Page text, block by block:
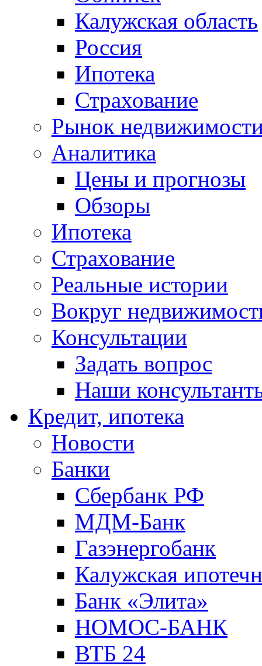
Калужская область
Россия
Ипотека
Страхование
Рынок
Аналитика
Цены и прогнозы
Обзоры
Ипотека
Страхование
Реальные истории
Вокруг
Консультации
Задать вопрос
Наши
Кредит, ипотека
Новости
Банки
Сбербанк РФ
МДМ-Банк
Газэнергобанк
Калужская
Банк «Элита»
НОМОС-БАНК
ВТБ 24